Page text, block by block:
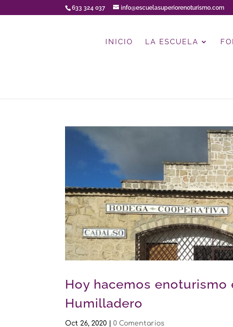
633 324 037 info@escuelasuperiorenoturismo.com
INICIO LA ESCUELA
Hoy hacemos enoturismo
Humilladero
Oct 26, 2020 |0 Comentarios